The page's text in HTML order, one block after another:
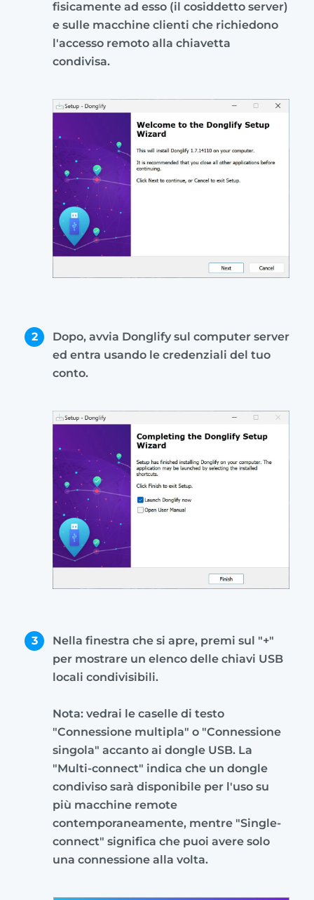
fisicamente ad esso (il cosiddetto server)
e sulle macchine clienti che richiedono
l'accesso remoto alla chiavetta
condivisa.
2
Dopo, avvia Donglify sul computer server
ed entra usando le credenziali del tuo
conto.
3
Nella finestra che si apre, premi sul "+"
per mostrare un elenco delle chiavi USB
locali condivisibili.
Nota: vedrai le caselle di testo
"Connessione multipla" o "Connessione
singola" accanto ai dongle USB. La
"Multi-connect" indica che un dongle
condiviso sarà disponibile per l'uso su
più macchine remote
contemporaneamente, mentre "Single-
connect" significa che puoi avere solo
una connessione alla volta.